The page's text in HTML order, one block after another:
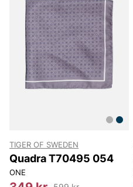
TIGER OF SWEDEN
Quadra T70495 054
ONE